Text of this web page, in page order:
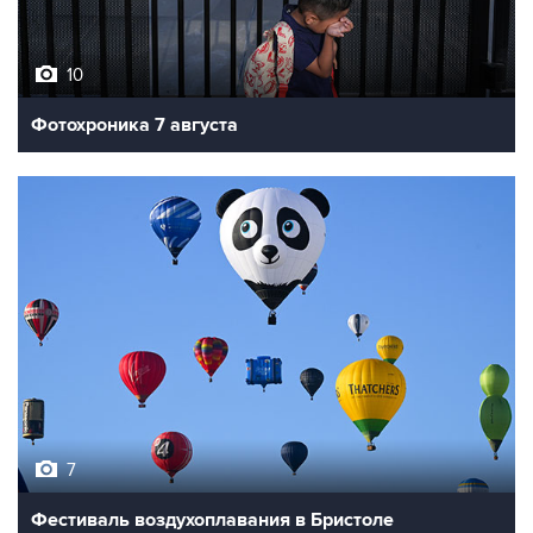
10
Фотохроника 7 августа
7
Фестиваль воздухоплавания в Бристоле